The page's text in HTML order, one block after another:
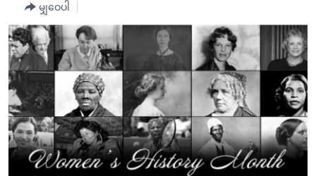
ကျော်
ကြည့်
ရန်
ပင်မ
အ
ညွန်း
စာမျက်နှာ
အစ္စရေး-ပါလက်စတိုင်း
အင်္ဂလိပ်စာလေ့လာမယ်
အမေရိကန်သုံးအီဒီယံ
မကြေးမုံရဲ့ အင်္ဂလိပ်စာ
ရုပ်ရှင်ထဲက အင်္ဂလိပ်စာ
သုတပဒေသာ အင်္ဂလိပ်စာ
အပတ်စဉ်ကဏ္ဍများ
ရေဒီယို
တီဗွီ
ရေဒီယိုနှင့်ရုပ်သံ အချက်အလက်များ
ရေဒီယို/တီဗွီအစီအစဉ်
Learning English
ဗွီအိုအေ လူမှုကွန်ယက်များ
မျှဝေပါ